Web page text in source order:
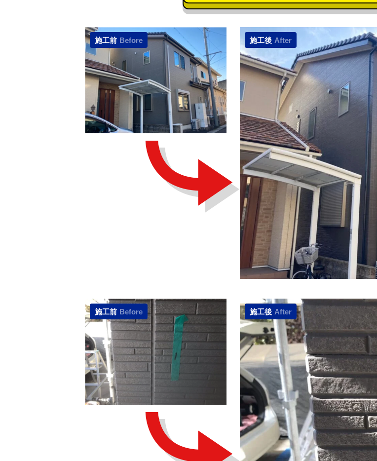
施工前 Before 施工後 After
施工前 Before 施工後 After